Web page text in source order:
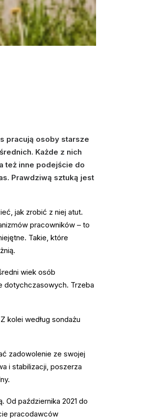
pracują osoby starsze
Każde z nich
też inne podejście do
Prawdziwą sztuką jest
jak zrobić z niej atut.
pracowników – to
Takie, które
wiek osób
dotychczasowych. Trzeba
kolei według sondażu
zadowolenie ze swojej
i stabilizacji, poszerza
Od października 2021 do
pracodawców